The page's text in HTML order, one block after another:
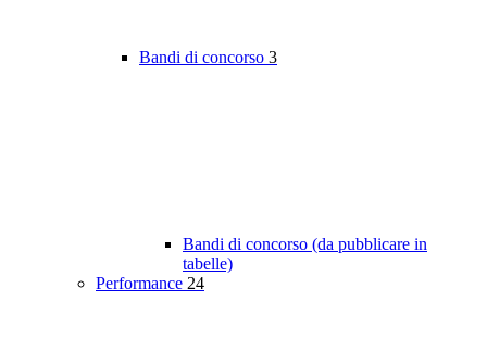
Bandi di concorso 3
Bandi di concorso (da pubblicare in
tabelle)
Performance 24